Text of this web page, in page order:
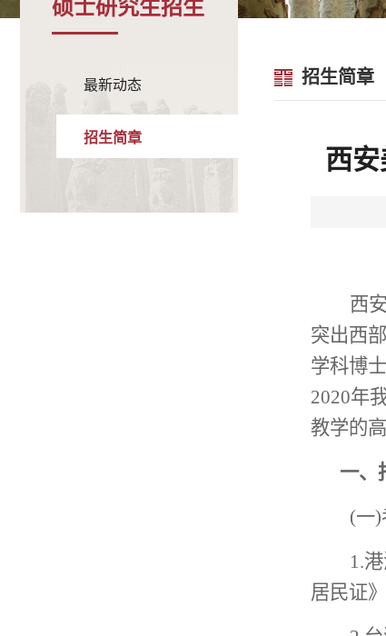
硕士研究生招生
最新动态
招生简章
招生简章
西
西
突出西
学科博
2020年
教学的
一、
(一)
1.
居民证